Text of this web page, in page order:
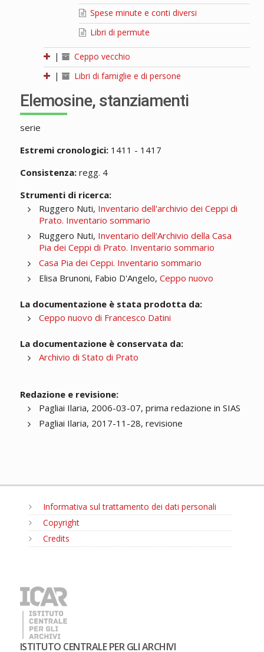
Spese minute e conti diversi
Libri di permute
|
Ceppo vecchio
|
Libri di famiglie e di persone
Elemosine, stanziamenti
serie
Estremi cronologici:1411 - 1417
Consistenza:regg. 4
Strumenti di ricerca:
Ruggero Nuti, Inventario dell'archivio dei Ceppi di
Prato. Inventario sommario
Ruggero Nuti, Inventario dell'Archivio della Casa
Pia dei Ceppi di Prato. Inventario sommario
Casa Pia dei Ceppi. Inventario sommario
Elisa Brunoni, Fabio D'Angelo, Ceppo nuovo
La documentazione è stata prodotta da:
Ceppo nuovo di Francesco Datini
La documentazione è conservata da:
Archivio di Stato di Prato
Redazione e revisione:
Pagliai Ilaria, 2006-03-07, prima redazione in SIAS
Pagliai Ilaria, 2017-11-28, revisione
Informativa sul trattamento dei dati personali
Copyright
Credits
ISTITUTO CENTRALE PER GLI ARCHIVI